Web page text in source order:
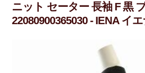
ニット セーター 長袖 F 黒
22080900365030 - IENA イ